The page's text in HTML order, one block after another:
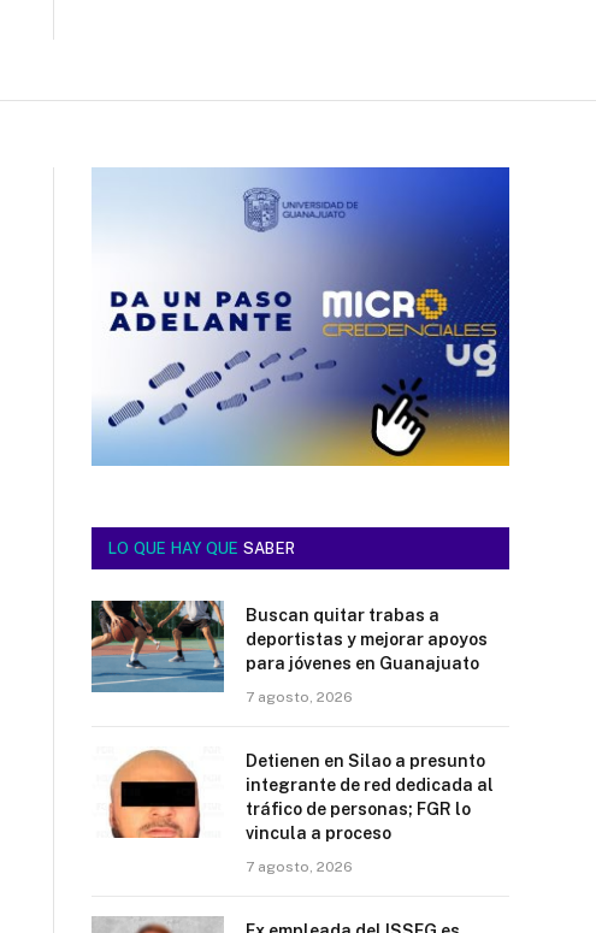
LO QUE HAY QUE SABER
Buscan quitar trabas a
deportistas y mejorar apoyos
para jóvenes en Guanajuato
7 agosto, 2026
Detienen en Silao a presunto
integrante de red dedicada al
tráfico de personas; FGR lo
vincula a proceso
7 agosto, 2026